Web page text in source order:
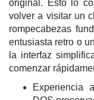
original. Esto lo
volver a visitar un
rompecabezas
entusiasta retro o
la interfaz
comenzar
Experiencia